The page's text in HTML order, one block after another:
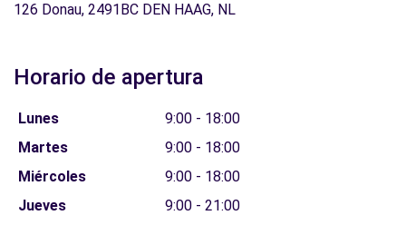
126 Donau, 2491BC DEN HAAG, NL
Horario de apertura
Lunes
9:00 - 18:00
Martes
9:00 - 18:00
Miércoles
9:00 - 18:00
Jueves
9:00 - 21:00